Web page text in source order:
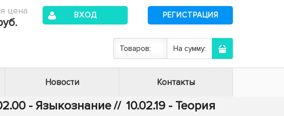
цена ВХОД РЕГИСТРАЦИЯ
Товаров: На сумму:
Новости Контакты
- Языкознание// 10.02.19 - Теория